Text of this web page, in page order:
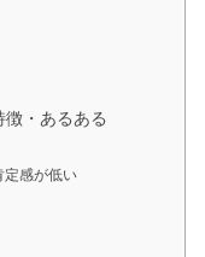
徴・あるある
定感が低い